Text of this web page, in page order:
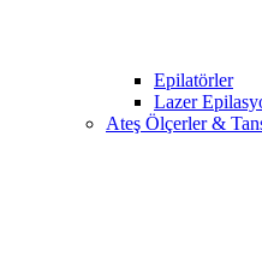
Epilatörler
Lazer
Ateş Ölçerler &